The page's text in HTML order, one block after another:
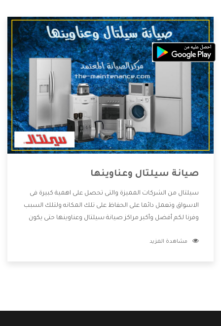
صيانة سيلتال وعناوينها
سيلتال من الشركات المميزة والتى تحصل على اهمية كبيرة فى
الاسواق وتعمل دائما على الحفاظ على تلك المكانه ولتلك السبب
وفرنا لكم أفضل وأكبر مراكز صيانة سيلتال وعناوينها حتى يكون
دون اى ازعاج كما أننا نهتم بكل ما يحتاجه المستهلك لكى نحافظ
مشاهدة المزيد